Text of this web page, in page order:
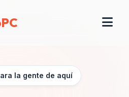
la gente de aquí